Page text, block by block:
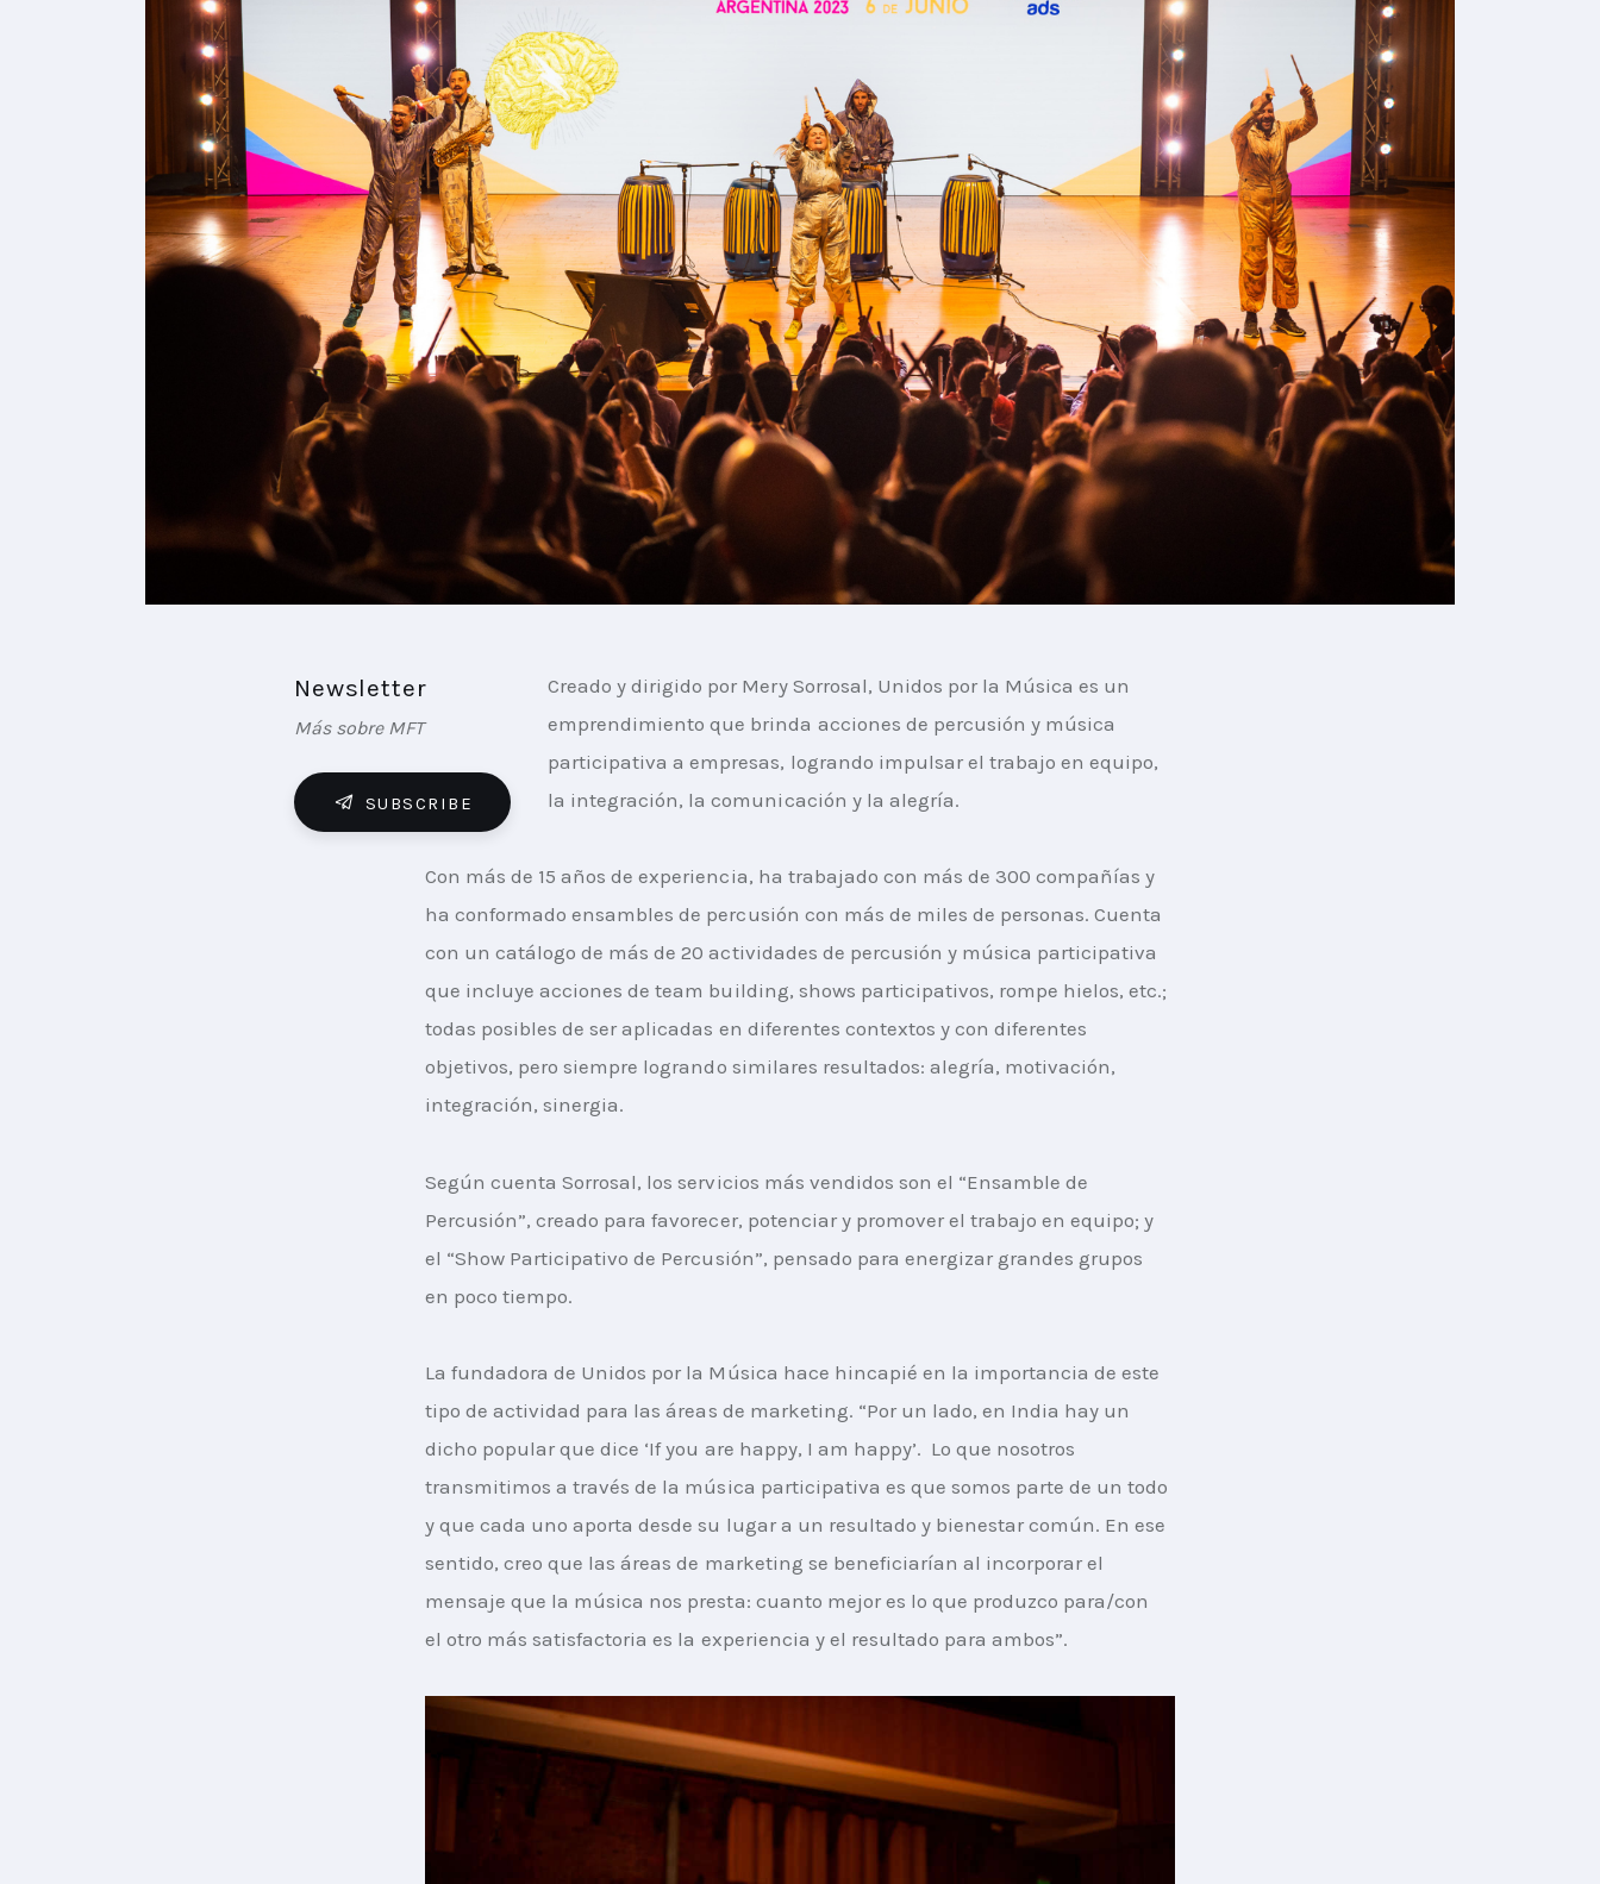
Newsletter
Más sobre MFT
SUBSCRIBE
Creado y dirigido por Mery Sorrosal, Unidos por la Música es un
emprendimiento que brinda acciones de percusión y música
participativa a empresas, logrando impulsar el trabajo en equipo,
la integración, la comunicación y la alegría.
Con más de 15 años de experiencia, ha trabajado con más de 300 compañías y
ha conformado ensambles de percusión con más de miles de personas. Cuenta
con un catálogo de más de 20 actividades de percusión y música participativa
que incluye acciones de team building, shows participativos, rompe hielos, etc.;
todas posibles de ser aplicadas en diferentes contextos y con diferentes
objetivos, pero siempre logrando similares resultados: alegría, motivación,
integración, sinergia.
Según cuenta Sorrosal, los servicios más vendidos son el “Ensamble de
Percusión”, creado para favorecer, potenciar y promover el trabajo en equipo; y
el “Show Participativo de Percusión”, pensado para energizar grandes grupos
en poco tiempo.
La fundadora de Unidos por la Música hace hincapié en la importancia de este
tipo de actividad para las áreas de marketing. “Por un lado, en India hay un
dicho popular que dice ‘If you are happy, I am happy’.  Lo que nosotros
transmitimos a través de la música participativa es que somos parte de un todo
y que cada uno aporta desde su lugar a un resultado y bienestar común. En ese
sentido, creo que las áreas de marketing se beneficiarían al incorporar el
mensaje que la música nos presta: cuanto mejor es lo que produzco para/con
el otro más satisfactoria es la experiencia y el resultado para ambos”.